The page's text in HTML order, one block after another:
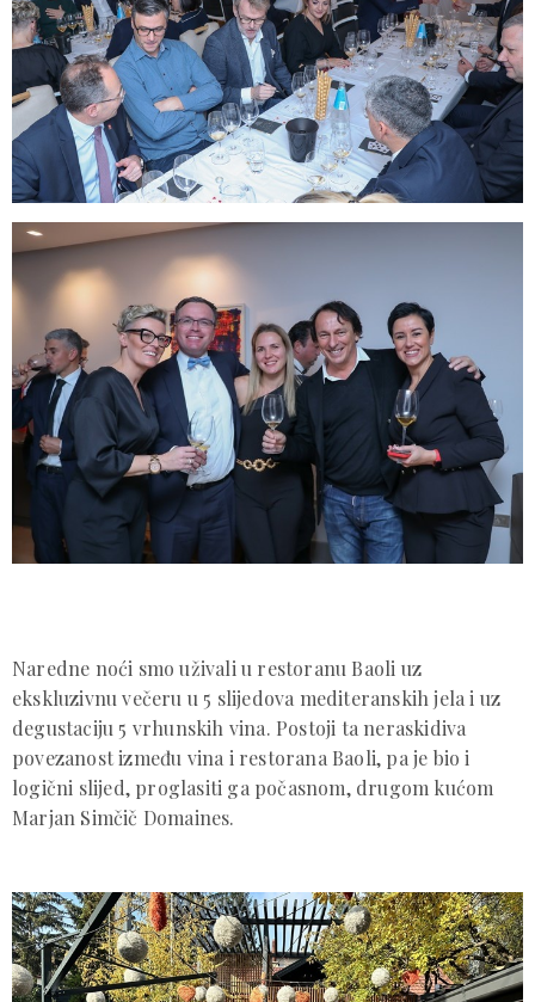
Naredne noći smo uživali u restoranu Baoli uz
ekskluzivnu večeru u 5 slijedova mediteranskih jela i uz
degustaciju 5 vrhunskih vina. Postoji ta neraskidiva
povezanost između vina i restorana Baoli, pa je bio i
logični slijed, proglasiti ga počasnom, drugom kućom
Marjan Simčič Domaines.